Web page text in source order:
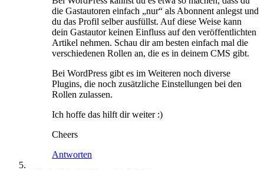
die Gastautoren einfach „nur“ als Abonnent anlegst und
du das Profil selber ausfüllst. Auf diese Weise kann
dein Gastautor keinen Einfluss auf den veröffentlichten
Artikel nehmen. Schau dir am besten einfach mal die
verschiedenen Rollen an, die es in deinem CMS gibt.
Bei WordPress gibt es im Weiteren noch diverse
Plugins, die noch zusätzliche Einstellungen bei den
Rollen zulassen.
Ich hoffe das hilft dir weiter :)
Cheers
Antworten